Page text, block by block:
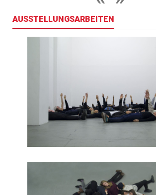
AUSSTELLUNGSARBEITEN